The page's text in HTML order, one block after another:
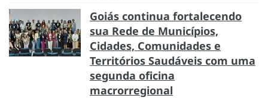
Goiás continua fortalecendo
sua Rede de Municípios,
Cidades, Comunidades e
Territórios Saudáveis com uma
segunda oficina
macrorregional